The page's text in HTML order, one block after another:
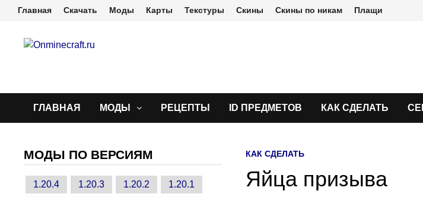
ПерейтиГлавная Скачать Моды Карты Текстуры Скины Скины по никам Плащи
ГЛАВНАЯ МОДЫ РЕЦЕПТЫ ID ПРЕДМЕТОВ КАК СДЕЛАТЬ
КАК СДЕЛАТЬ
Яйца призыва
МОДЫ ПО ВЕРСИЯМ
1.20.4 1.20.3 1.20.2 1.20.1